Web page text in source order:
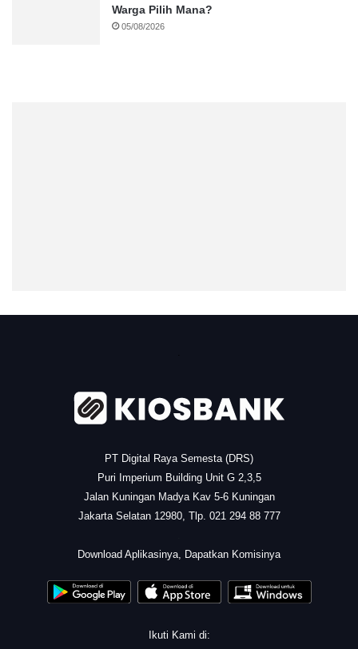
Warga Pilih Mana?
05/08/2026
PT Digital Raya Semesta (DRS)
Puri Imperium Building Unit G 2,3,5
Jalan Kuningan Madya Kav 5-6 Kuningan
Jakarta Selatan 12980, Tlp. 021 294 88 777
Download Aplikasinya, Dapatkan Komisinya
Ikuti Kami di: